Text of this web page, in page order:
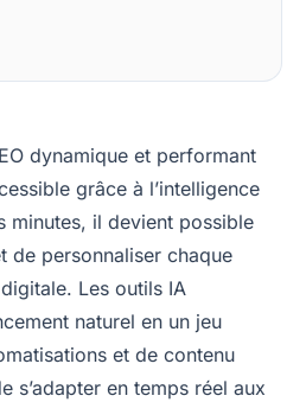
dynamique et performant
grâce à l’intelligence
minutes, il devient possible
de personnaliser chaque
Les outils IA
naturel en un jeu
et de contenu
s’adapter en temps réel aux